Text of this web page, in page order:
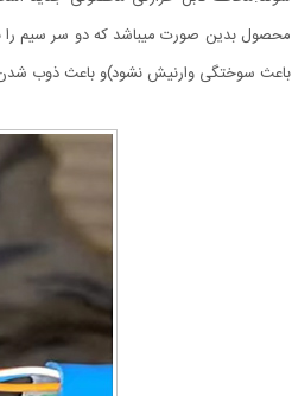
محصول بدین صورت میباشد که دو سر سیم را
باعث سوختگی وارنیش نشود)و باعث ذوب شدن